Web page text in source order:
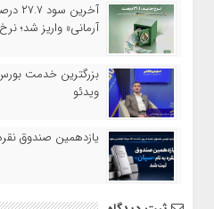
آرمانی» واریز شد؛ نرخ جدید
بزرگترین خدمت
ویدئو
یازدهمین صندوق